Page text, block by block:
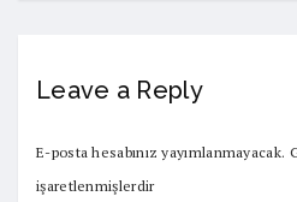
Leave a Reply
E-posta hesabınız yayımlanmayacak.
işaretlenmişlerdir